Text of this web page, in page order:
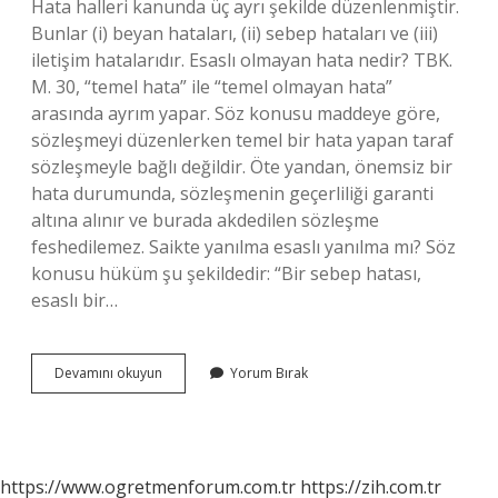
Hata halleri kanunda üç ayrı şekilde düzenlenmiştir.
Bunlar (i) beyan hataları, (ii) sebep hataları ve (iii)
iletişim hatalarıdır. Esaslı olmayan hata nedir? TBK.
M. 30, “temel hata” ile “temel olmayan hata”
arasında ayrım yapar. Söz konusu maddeye göre,
sözleşmeyi düzenlerken temel bir hata yapan taraf
sözleşmeyle bağlı değildir. Öte yandan, önemsiz bir
hata durumunda, sözleşmenin geçerliliği garanti
altına alınır ve burada akdedilen sözleşme
feshedilemez. Saikte yanılma esaslı yanılma mı? Söz
konusu hüküm şu şekildedir: “Bir sebep hatası,
esaslı bir…
Devamını okuyun Miktarda
Yanılma
Yorum Bırak
https://www.ogretmenforum.com.tr https://zih.com.tr